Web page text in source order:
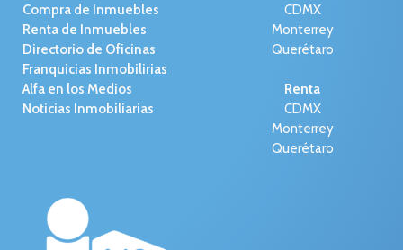
Compra de Inmuebles
Renta de Inmuebles
Directorio de Oficinas
Franquicias Inmobilirias
Alfa en los Medios
Noticias Inmobiliarias
CDMX
Monterrey
Querétaro
Renta
CDMX
Monterrey
Querétaro